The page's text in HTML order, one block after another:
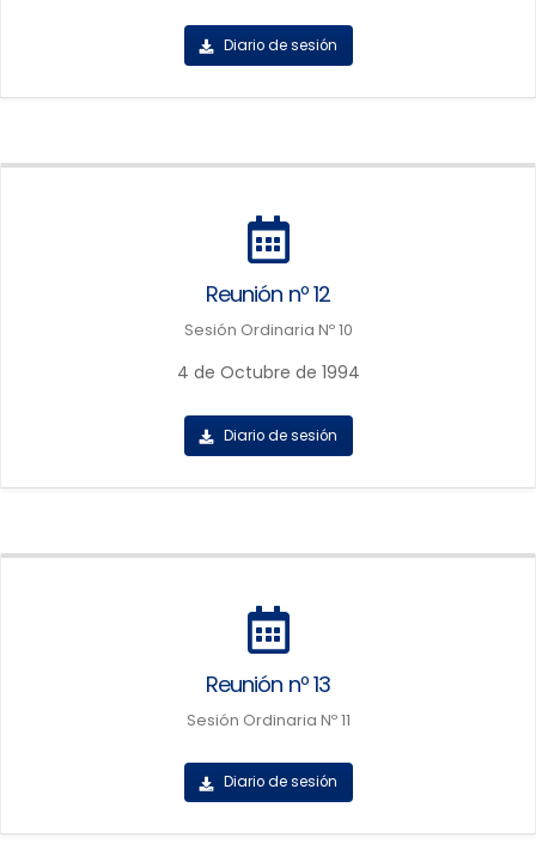
Diario de sesión
Reunión nº 12
Sesión Ordinaria Nº 10
4 de Octubre de 1994
Diario de sesión
Reunión nº 13
Sesión Ordinaria Nº 11
Diario de sesión